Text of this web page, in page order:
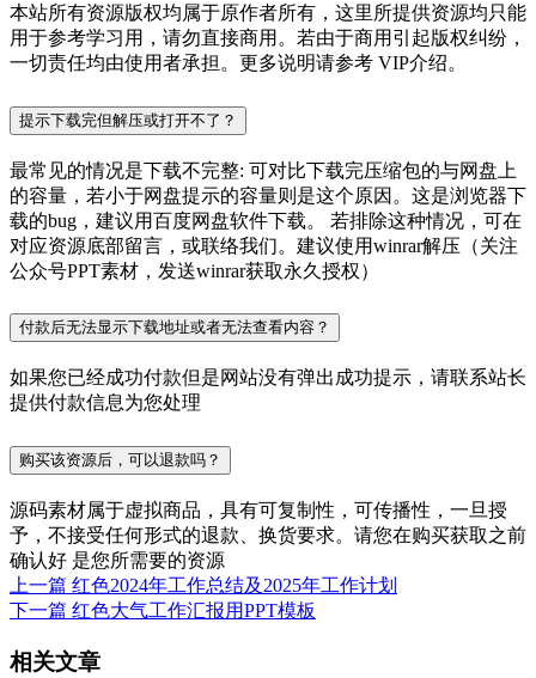
本站所有资源版权均属于原作者所有，这里所提供资源均只能
用于参考学习用，请勿直接商用。若由于商用引起版权纠纷，
一切责任均由使用者承担。更多说明请参考 VIP介绍。
提示下载完但解压或打开不了？
最常见的情况是下载不完整: 可对比下载完压缩包的与网盘上
的容量，若小于网盘提示的容量则是这个原因。这是浏览器下
载的bug，建议用百度网盘软件下载。 若排除这种情况，可在
对应资源底部留言，或联络我们。建议使用winrar解压（关注
公众号PPT素材，发送winrar获取永久授权）
付款后无法显示下载地址或者无法查看内容？
如果您已经成功付款但是网站没有弹出成功提示，请联系站长
提供付款信息为您处理
购买该资源后，可以退款吗？
源码素材属于虚拟商品，具有可复制性，可传播性，一旦授
予，不接受任何形式的退款、换货要求。请您在购买获取之前
确认好 是您所需要的资源
上一篇 红色2024年工作总结及2025年工作计划
下一篇 红色大气工作汇报用PPT模板
相关文章